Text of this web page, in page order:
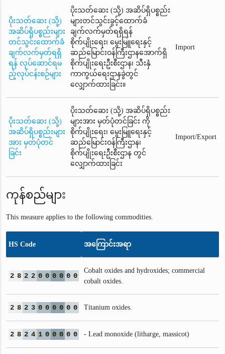
ပိုးသတ်ဆေး (သို့)
အဆိပ်ရှိပစ္စည်းများ
တင်သွင်းထောက်ခံ
ချက်လက်မှတ်ရရှိ
ရန် လုပ်ဆောင်ရမ
ည့်လုပ်ငန်းစဉ်များ
ပိုးသတ်ဆေး (သို့) အဆိပ်ရှိပစ္စည်း
များတင်သွင်းခွင့်ထောက်ခံ
ချက်လက်မှတ်ရရှိရန်
စိုက်ပျိုးရေး၊ မွေးမြူရေးနှင့်
ဆည်မြောင်းဝန်ကြီးဌာနအောက်ရှိ
စိုက်ပျိုးရေးဦးစီးဌာန၊ သီးနှံ
ကာကွယ်ရေးဌာနခွဲတွင်
လျှောက်ထားခြင်း။
Import
ပိုးသတ်ဆေး (သို့)
အဆိပ်ရှိပစ္စည်းများ
အား မှတ်ပုံတင်
ခြင်း
ပိုးသတ်ဆေး (သို့) အဆိပ်ရှိပစ္စည်း
များအား မှတ်ပုံတင်ခြင်း ကို
စိုက်ပျိုးရေး၊ မွေးမြူရေးနှင့်
ဆည်မြောင်းဝန်ကြီးဌာန၊
စိုက်ပျိုးရေးဦးစီးဌာန တွင်
လျှောက်ထားခြင်း
Import/Export
ကုန်စည်များ
This measure applies to the following commodities.
HS Code အကြောင်းအရာ
2 8 2 2 0 0 0 0 0 0
Cobalt oxides and hydroxides; commercial
cobalt oxides.
2 8 2 3 0 0 0 0 0 0 Titanium oxides.
2 8 2 4 1 0 0 0 0 0 - Lead monoxide (litharge, massicot)